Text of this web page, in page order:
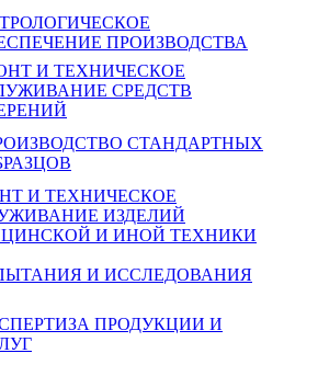
ПРОИЗВОДСТВА
И ТЕХНИЧЕСКОЕ
СРЕДСТВ
СТАНДАРТНЫХ
И ТЕХНИЧЕСКОЕ
ИЗДЕЛИЙ
И ИНОЙ ТЕХНИКИ
И ИССЛЕДОВАНИЯ
ПРОДУКЦИИ И